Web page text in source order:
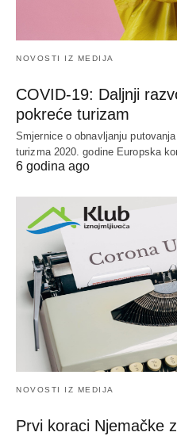
NOVOSTI IZ MEDIJA
COVID-19: Daljnji
pokreće turizam
Smjernice o obnavljanju
turizma 2020. godine Europska
6 godina ago
NOVOSTI IZ MEDIJA
Prvi koraci Njemačke